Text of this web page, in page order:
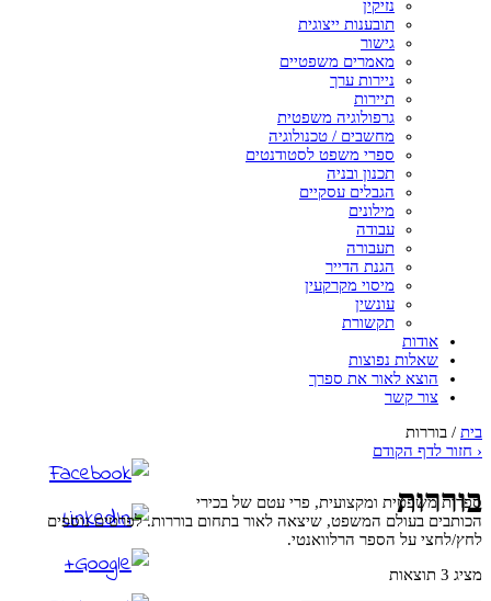
נזיקין
תובענות ייצוגית
גישור
מאמרים משפטיים
ניירות ערך
תיירות
גרפולוגיה משפטית
מחשבים / טכנולוגיה
ספרי משפט לסטודנטים
תכנון ובניה
הגבלים עסקיים
מילונים
עבודה
תעבורה
הגנת הדייר
מיסוי מקרקעין
עונשין
תקשורת
אודות
שאלות נפוצות
הוצא לאור את ספרך
צור קשר
בית / בוררות
‹ חזור לדף הקודם
בוררות
ספרות משפטית ומקצועית, פרי עטם של בכירי
הכותבים בעולם המשפט, שיצאה לאור בתחום בוררות. לפרטים נוספים
לחץ/לחצי על הספר הרלוואנטי.
מציג 3 תוצאות